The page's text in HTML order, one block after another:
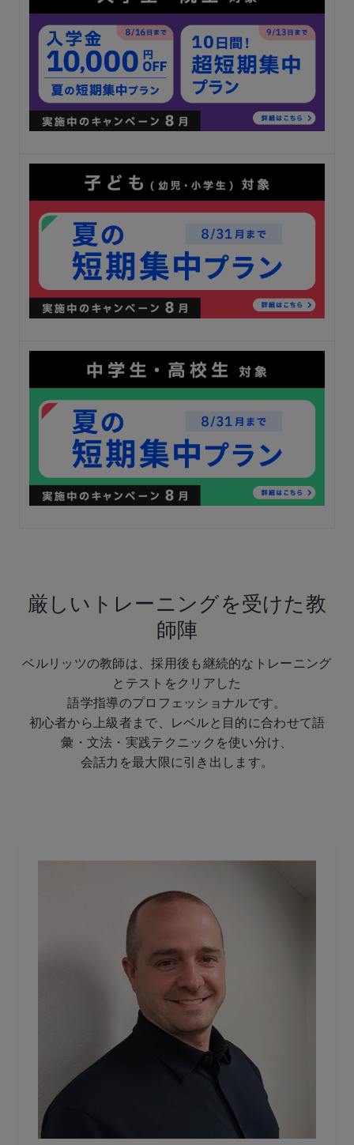
厳しいトレーニングを受けた教
師陣
ベルリッツの教師は、採用後も継続的なトレーニング
とテストをクリアした
語学指導のプロフェッショナルです。
初心者から上級者まで、レベルと目的に合わせて語
彙・文法・実践テクニックを使い分け、
会話力を最大限に引き出します。